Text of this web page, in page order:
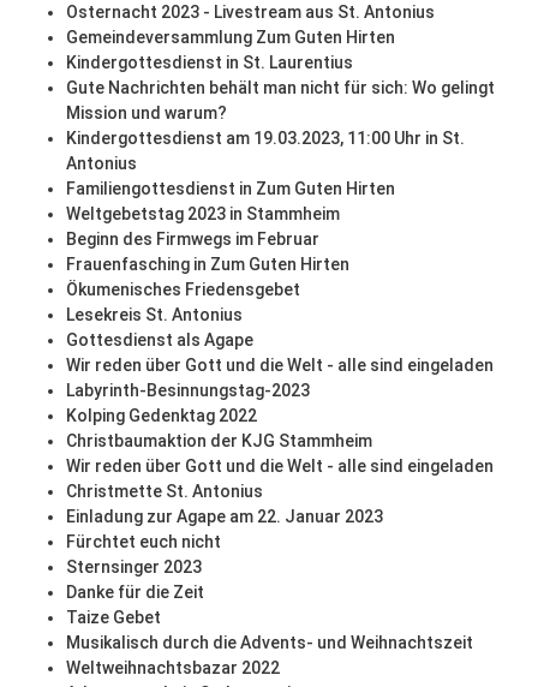
Osternacht 2023 - Livestream aus St. Antonius
Gemeindeversammlung Zum Guten Hirten
Kindergottesdienst in St. Laurentius
Gute Nachrichten behält man nicht für sich: Wo gelingt
Mission und warum?
Kindergottesdienst am 19.03.2023, 11:00 Uhr in St.
Antonius
Familiengottesdienst in Zum Guten Hirten
Weltgebetstag 2023 in Stammheim
Beginn des Firmwegs im Februar
Frauenfasching in Zum Guten Hirten
Ökumenisches Friedensgebet
Lesekreis St. Antonius
Gottesdienst als Agape
Wir reden über Gott und die Welt - alle sind eingeladen
Labyrinth-Besinnungstag-2023
Kolping Gedenktag 2022
Christbaumaktion der KJG Stammheim
Wir reden über Gott und die Welt - alle sind eingeladen
Christmette St. Antonius
Einladung zur Agape am 22. Januar 2023
Fürchtet euch nicht
Sternsinger 2023
Danke für die Zeit
Taize Gebet
Musikalisch durch die Advents- und Weihnachtszeit
Weltweihnachtsbazar 2022